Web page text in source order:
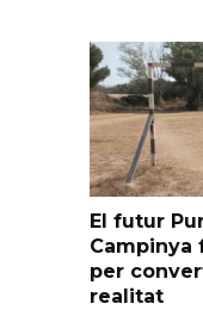
El futur
Campinya
per
realitat